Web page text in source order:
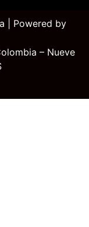
| Powered by
– Nueve